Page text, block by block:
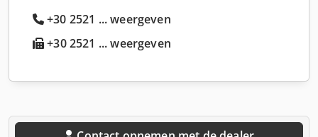
+30 2521 ... weergeven
+30 2521 ... weergeven